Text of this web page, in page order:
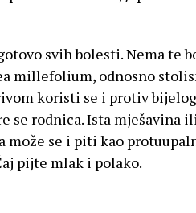
svih bolesti. Nema te
millefolium, odnosno
koristi se i protiv
se rodnica. Ista mješavina
se i piti kao
pijte mlak i polako.